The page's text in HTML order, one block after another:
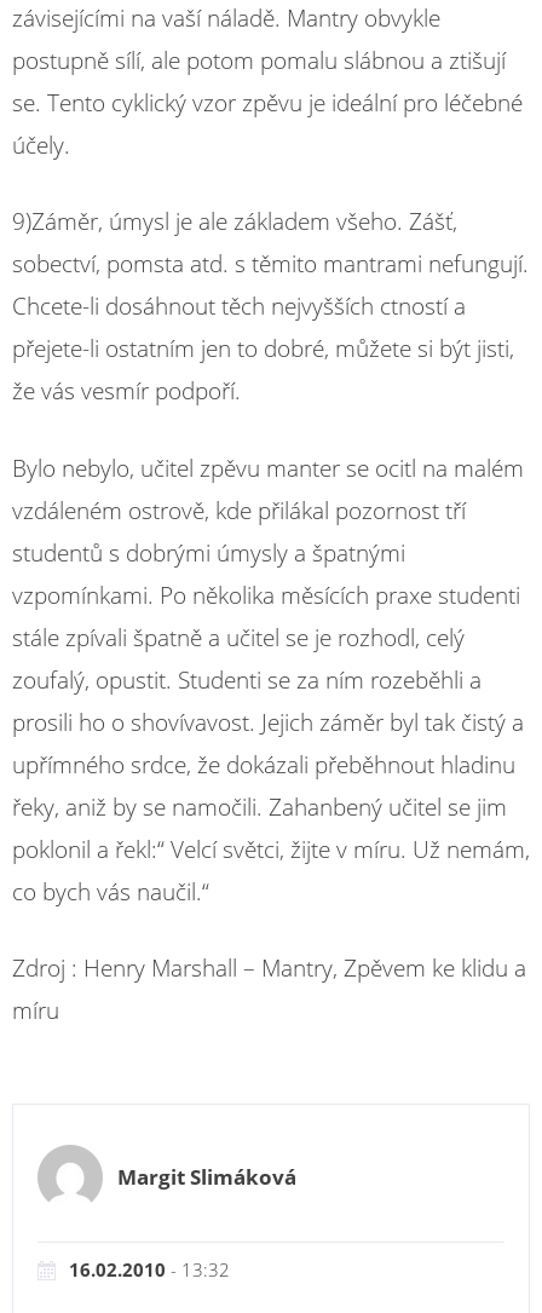
závisejícími na vaší náladě. Mantry obvykle
postupně sílí, ale potom pomalu slábnou a ztišují
se. Tento cyklický vzor zpěvu je ideální pro léčebné
účely.
9)Záměr, úmysl je ale základem všeho. Zášť,
sobectví, pomsta atd. s těmito mantrami nefungují.
Chcete-li dosáhnout těch nejvyšších ctností a
přejete-li ostatním jen to dobré, můžete si být jisti,
že vás vesmír podpoří.
Bylo nebylo, učitel zpěvu manter se ocitl na malém
vzdáleném ostrově, kde přilákal pozornost tří
studentů s dobrými úmysly a špatnými
vzpomínkami. Po několika měsících praxe studenti
stále zpívali špatně a učitel se je rozhodl, celý
zoufalý, opustit. Studenti se za ním rozeběhli a
prosili ho o shovívavost. Jejich záměr byl tak čistý a
upřímného srdce, že dokázali přeběhnout hladinu
řeky, aniž by se namočili. Zahanbený učitel se jim
poklonil a řekl:“ Velcí světci, žijte v míru. Už nemám,
co bych vás naučil.“
Zdroj : Henry Marshall – Mantry, Zpěvem ke klidu a
míru
Margit Slimáková
16.02.2010 - 13:32